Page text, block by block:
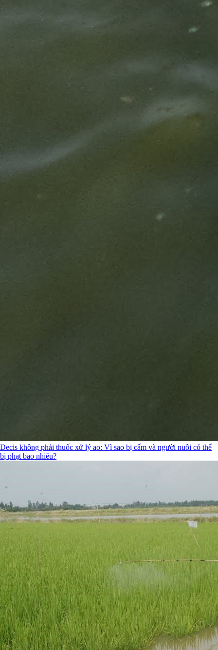
Decis không phải thuốc xử lý ao: Vì sao bị cấm và người nuôi có thể
bị phạt bao nhiêu?